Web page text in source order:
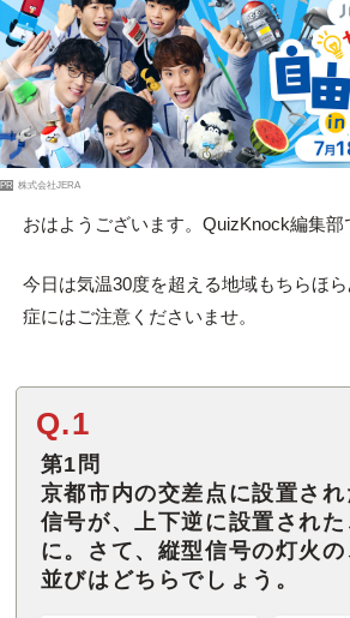
PR 株式会社JERA
おはようございます。QuizKnock編集部
今日は気温30度を超える地域もちらほ
症にはご注意くださいませ。
Q.1
第1問
京都市内の交差点に設置さ
信号が、上下逆に設置され
に。さて、縦型信号の灯火
並びはどちらでしょう。